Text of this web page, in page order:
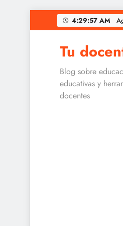
to
4:29:57 AM
Tu
Blog sobre
educativas y
docentes